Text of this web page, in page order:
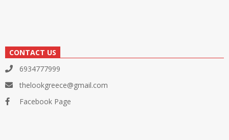
CONTACT US
6934777999
thelookgreece@gmail.com
Facebook Page